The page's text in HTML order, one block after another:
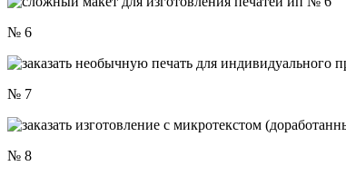
№ 6
№ 7
№ 8